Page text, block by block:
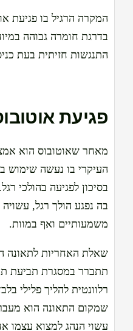
המקרה הרגיל בו פגיעת
בדרגת חומרה גבוהה
התנגשות חזיתית בעת
פגיעת
מאחר שאוטובוס הוא
העיקרי בו נעשה שימוש
בסיכון לפגיעה בהולכי
בה נפגע הולך רגל, עשויה
משמעותיים ואף במוות.
שאלת האחריות לתאונה
תתברר במסגרת תביעת
רלוונטית להליך פלילי
שמקום התאונה הוא
עשוי הנהג למצוא עצמו